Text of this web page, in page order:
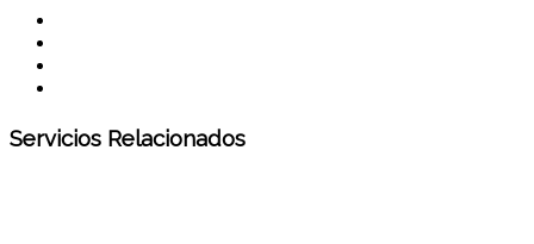
Servicios Relacionados